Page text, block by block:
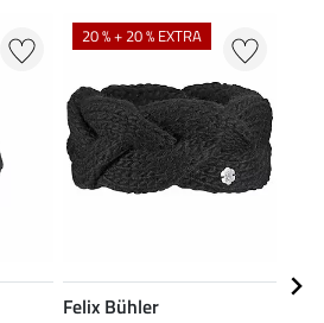
20 % + 20 % EXTRA
Felix Bühler